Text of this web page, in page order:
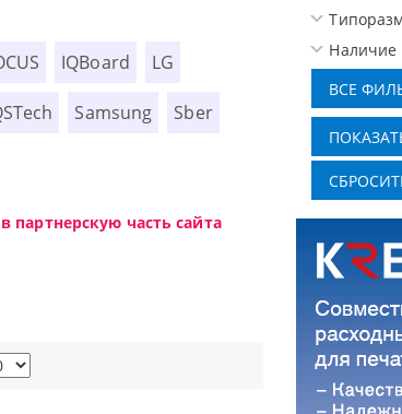
IQBoard LG
Samsung Sber
часть сайта
Наличие